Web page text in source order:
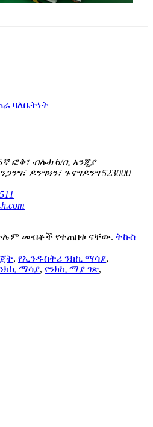
ባለቤትነት
ፎቅ፣ ብሎክ 6/ቢ አንጂያ
ዶንግጓን፣ ጉናግዶንግ 523000
ሁሉም መብቶች የተጠበቁ ናቸው. ትኩስ
, የኢንዱስትሪ ንክኪ ማሳያ,
ማሳያ, የንክኪ ማያ ገጽ,